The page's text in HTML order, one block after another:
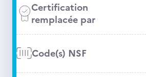
Certification
remplacée par
Code(s) NSF